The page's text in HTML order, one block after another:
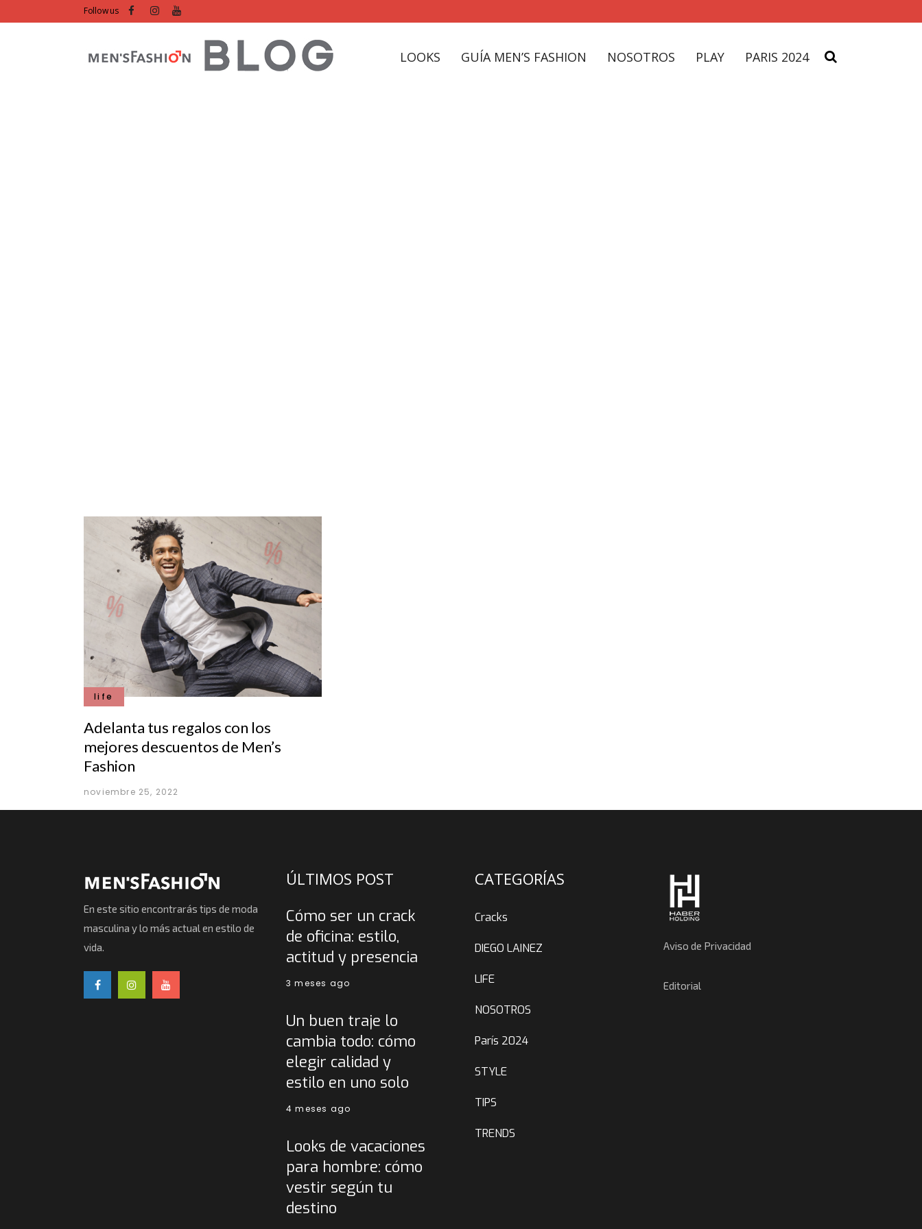
Follow us
LOOKS GUÍA MEN’S FASHION NOSOTROS PLAY PARIS 2024
life
Adelanta tus regalos con los
mejores descuentos de Men’s
Fashion
noviembre 25, 2022
En este sitio encontrarás tips de moda
masculina y lo más actual en estilo de
vida.
ÚLTIMOS POST
Cómo ser un crack
de oficina: estilo,
actitud y presencia
3 meses ago
Un buen traje lo
cambia todo: cómo
elegir calidad y
estilo en uno solo
4 meses ago
Looks de vacaciones
para hombre: cómo
vestir según tu
destino
CATEGORÍAS
Cracks
DIEGO LAINEZ
LIFE
NOSOTROS
París 2024
STYLE
TIPS
TRENDS
Aviso de Privacidad
Editorial